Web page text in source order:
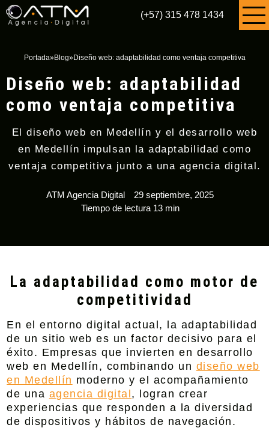
(+57) 315 478 1434
Portada»Blog»Diseño web: adaptabilidad como ventaja competitiva
Diseño web: adaptabilidad
como ventaja competitiva
El diseño web en Medellín y el desarrollo web
en Medellín impulsan la adaptabilidad como
ventaja competitiva junto a una agencia digital.
ATM Agencia Digital
29 septiembre, 2025
Tiempo de lectura 13 min
La adaptabilidad como motor de
competitividad
En el entorno digital actual, la adaptabilidad
de un sitio web es un factor decisivo para el
éxito. Empresas que invierten en desarrollo
web en Medellín, combinando un diseño web
en Medellín moderno y el acompañamiento
de una agencia digital , logran crear
experiencias que responden a la diversidad
de dispositivos y hábitos de navegación.